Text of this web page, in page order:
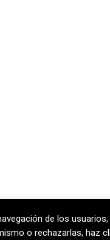
de los
o rechazarlas, haz